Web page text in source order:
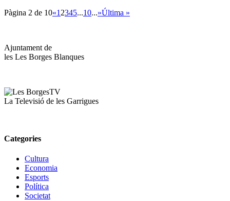
Pàgina 2 de 10«1 2345...10...»Última »
Ajuntament de
les Les Borges Blanques
La Televisió de les Garrigues
Categories
Cultura
Economia
Esports
Política
Societat